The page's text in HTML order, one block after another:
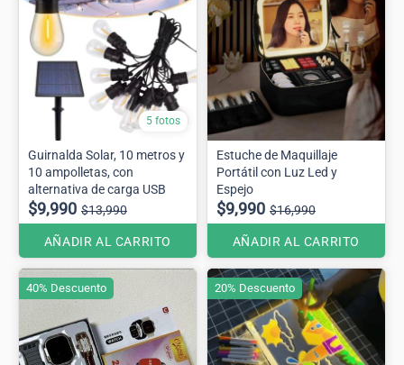
5 fotos
Guirnalda Solar, 10 metros y
10 ampolletas, con
alternativa de carga USB
$9,990 $13,990
AÑADIR AL CARRITO
Estuche de Maquillaje
Portátil con Luz Led y
Espejo
$9,990 $16,990
AÑADIR AL CARRITO
40% Descuento 20% Descuento